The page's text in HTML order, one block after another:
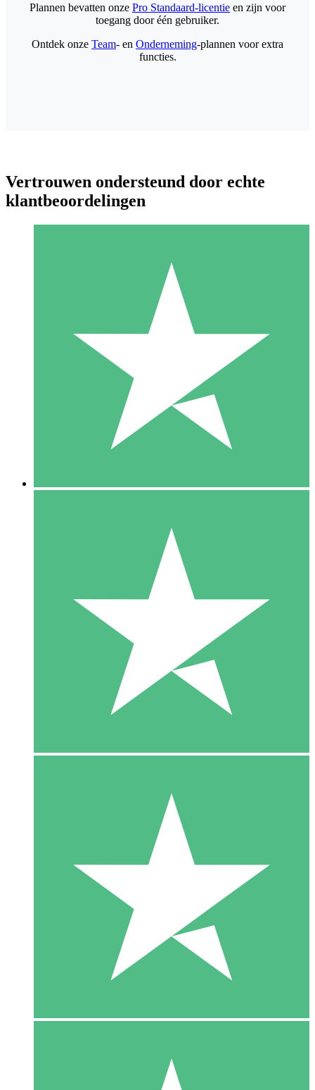
Individuele Creditpakketten
Betaal per gebruik met downloadtegoeden. Geen maandelijkse
1000
10 Downloaden
20 00
Plannen bevatten onze Pro Standaard-licentie en zijn voor
toegang door één gebruiker.
Ontdek onze Team- en Onderneming-plannen voor extra
functies.
Vertrouwen ondersteund door echte
klantbeoordelingen